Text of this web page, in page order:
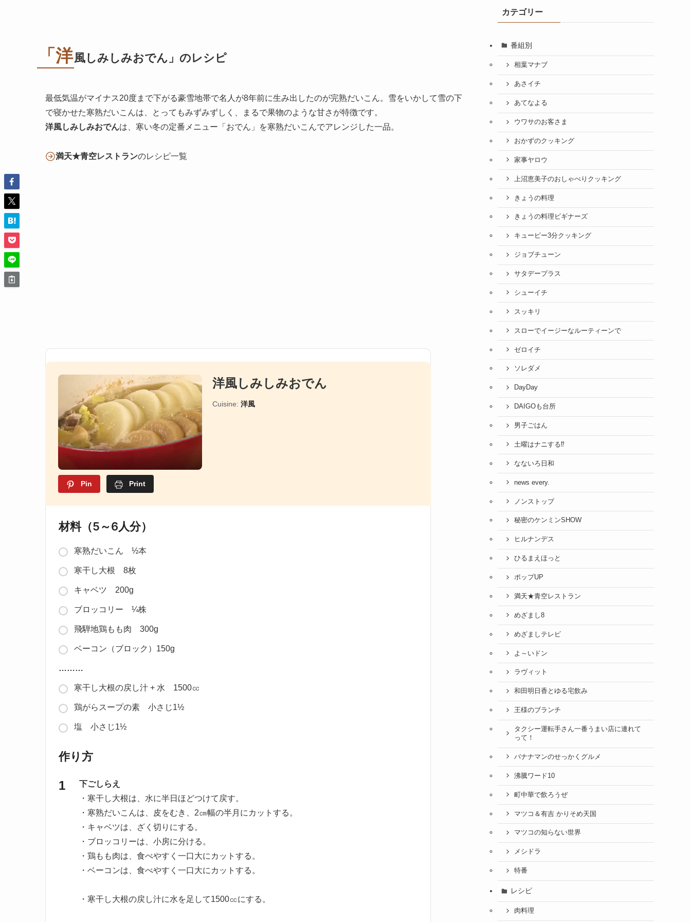
「洋風しみしみおでん」のレシピ
最低気温がマイナス20度まで下がる豪雪地帯で名人が8年前に生み出したのが完熟だいこん。雪をいかして雪の下
で寝かせた寒熟だいこんは、とってもみずみずしく、まるで果物のような甘さが特徴です。
洋風しみしみおでんは、寒い冬の定番メニュー「おでん」を寒熟だいこんでアレンジした一品。
満天★青空レストランのレシピ一覧
Pin Print
洋風しみしみおでん
Cuisine: 洋風
材料（5～6人分）
寒熟だいこん ½本
寒干し大根 8枚
キャベツ 200g
ブロッコリー ¼株
飛騨地鶏もも肉 300g
ベーコン（ブロック）150g
………
寒干し大根の戻し汁 + 水 1500㏄
鶏がらスープの素 小さじ1½
塩 小さじ1½
作り方
下ごしらえ
・寒干し大根は、水に半日ほどつけて戻す。
・寒熟だいこんは、皮をむき、2㎝幅の半月にカットする。
・キャベツは、ざく切りにする。
・ブロッコリーは、小房に分ける。
・鶏もも肉は、食べやすく一口大にカットする。
・ベーコンは、食べやすく一口大にカットする。
・寒干し大根の戻し汁に水を足して1500㏄にする。
カテゴリー
番組別
相葉マナブ
あさイチ
あてなよる
ウワサのお客さま
おかずのクッキング
家事ヤロウ
上沼恵美子のおしゃべりクッキング
きょうの料理
きょうの料理ビギナーズ
キューピー3分クッキング
ジョブチューン
サタデープラス
シューイチ
スッキリ
スローでイージーなルーティーンで
ゼロイチ
ソレダメ
DayDay
DAIGOも台所
男子ごはん
土曜はナニする⁉
なないろ日和
news every.
ノンストップ
秘密のケンミンSHOW
ヒルナンデス
ひるまえほっと
ポップUP
満天★青空レストラン
めざまし8
めざましテレビ
よ～いドン
ラヴィット
和田明日香とゆる宅飲み
王様のブランチ
タクシー運転手さん一番うまい店に連れて
って！
バナナマンのせっかくグルメ
沸騰ワード10
町中華で飲ろうぜ
マツコ＆有吉 かりそめ天国
マツコの知らない世界
メシドラ
特番
レシピ
肉料理